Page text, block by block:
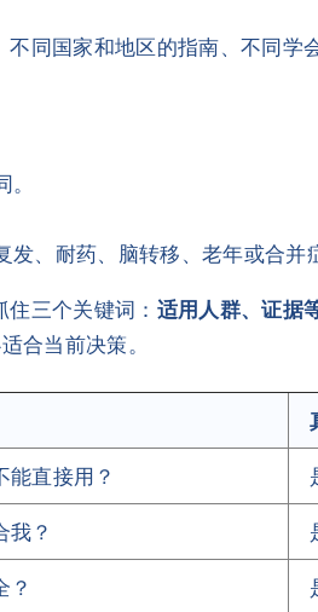
同国家和地区的指南、不同
、耐药、脑转移、老年或合并
三个关键词： 适用人群、证据
合当前决策。
能直接用？
我？
？